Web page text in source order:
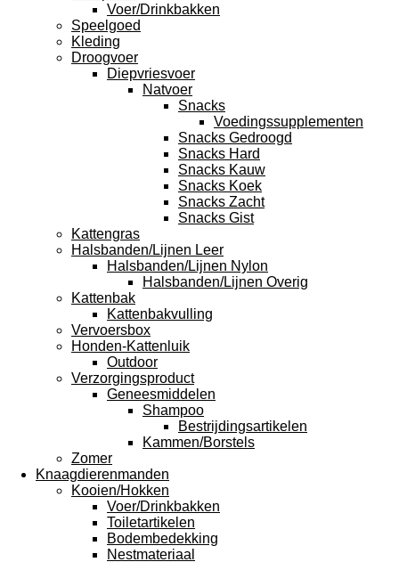
Voer/Drinkbakken
Speelgoed
Kleding
Droogvoer
Diepvriesvoer
Natvoer
Snacks
Voedingssupplementen
Snacks Gedroogd
Snacks Hard
Snacks Kauw
Snacks Koek
Snacks Zacht
Snacks Gist
Kattengras
Halsbanden/Lijnen Leer
Halsbanden/Lijnen Nylon
Halsbanden/Lijnen Overig
Kattenbak
Kattenbakvulling
Vervoersbox
Honden-Kattenluik
Outdoor
Verzorgingsproduct
Geneesmiddelen
Shampoo
Bestrijdingsartikelen
Kammen/Borstels
Zomer
Knaagdierenmanden
Kooien/Hokken
Voer/Drinkbakken
Toiletartikelen
Bodembedekking
Nestmateriaal